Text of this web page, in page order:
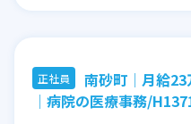
正社員
南砂町│月給
│病院の医療事務/